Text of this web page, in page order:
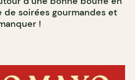
de soirées gourmandes et
!